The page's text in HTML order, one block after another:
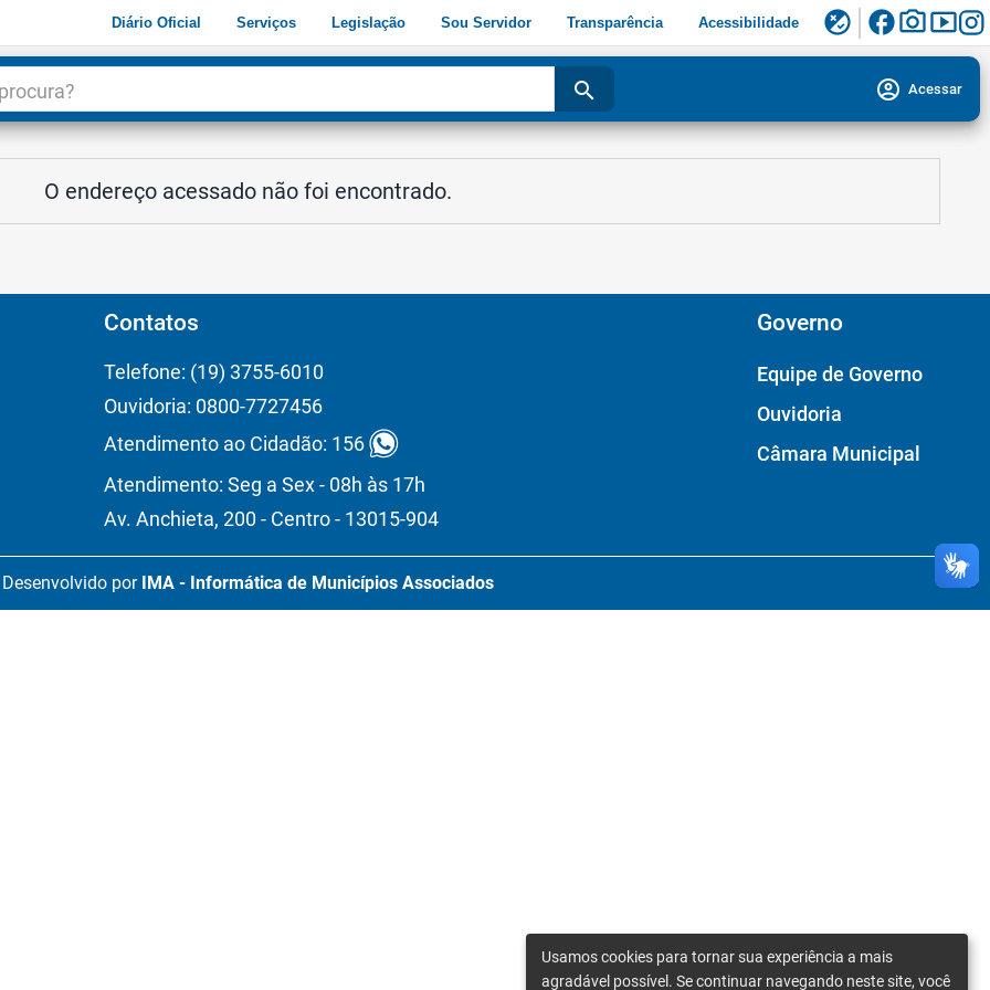
Diário Oficial Serviços Legislação Sou Servidor Transparência Acessibilidade flaky facebookphoto_camerasmart_display
search account_circle Acessar
O endereço acessado não foi encontrado.
Contatos
Telefone: (19) 3755-6010
Ouvidoria: 0800-7727456
Atendimento ao Cidadão: 156
Atendimento: Seg a Sex - 08h às 17h
Av. Anchieta, 200 - Centro - 13015-904
Governo
Equipe de Governo
Ouvidoria
Câmara Municipal
Desenvolvido por IMA - Informática de Municípios Associados
Usamos cookies para tornar sua experiência a mais
agradável possível. Se continuar navegando neste site, você